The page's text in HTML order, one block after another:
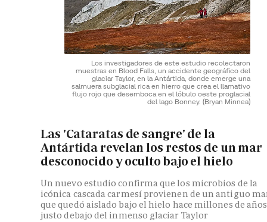
Los investigadores de este estudio recolectaron
muestras en Blood Falls, un accidente geográfico del
glaciar Taylor, en la Antártida, donde emerge una
salmuera subglacial rica en hierro que crea el llamativo
flujo rojo que desemboca en el lóbulo oeste proglacial
del lago Bonney. (Bryan Minnea)
Las 'Cataratas de sangre' de la
Antártida revelan los restos de un mar
desconocido y oculto bajo el hielo
Un nuevo estudio confirma que los microbios de la
icónica cascada carmesí provienen de un antiguo
que quedó aislado bajo el hielo hace millones de años
justo debajo del inmenso glaciar Taylor